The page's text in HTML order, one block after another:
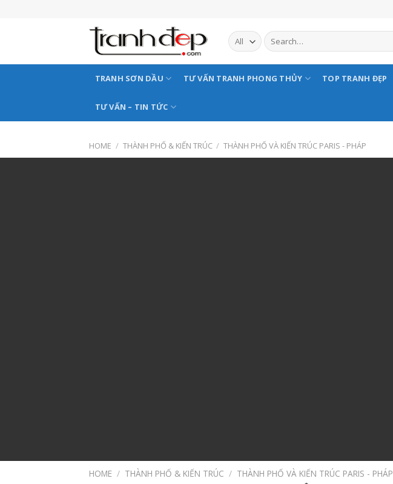
TRANH SƠN DẦU TƯ VẤN TRANH PHONG THỦY TOP TRANH ĐẸP
TƯ VẤN – TIN TỨC
HOME / THÀNH PHỐ & KIẾN TRÚC / THÀNH PHỐ VÀ KIẾN TRÚC PARIS - PHÁP
HOME / THÀNH PHỐ & KIẾN TRÚC / THÀNH PHỐ VÀ KIẾN TRÚC PARIS - PHÁP